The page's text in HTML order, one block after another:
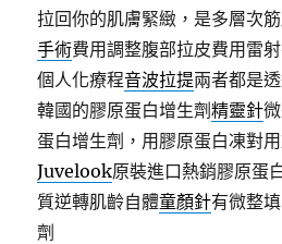
拉回你的肌膚緊緻，是多層次
手術費用調整腹部拉皮費用雷
個人化療程音波拉提兩者都是
韓國的膠原蛋白增生劑精靈針
蛋白增生劑，用膠原蛋白凍對
Juvelook原裝進口熱銷膠原蛋
質逆轉肌齡自體童顏針有微整
劑